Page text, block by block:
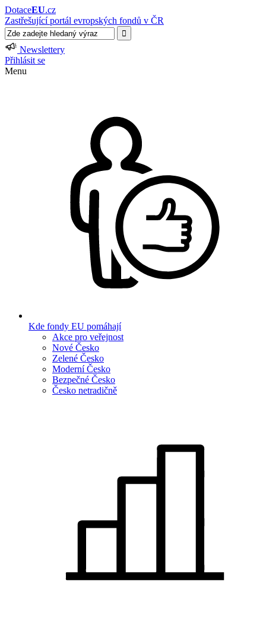
DotaceEU.cz
Zastřešující portál evropských fondů v ČR
Newslettery
Přihlásit se
Menu
Kde fondy EU pomáhají
Akce pro veřejnost
Nové Česko
Zelené Česko
Moderní Česko
Bezpečné Česko
Česko netradičně